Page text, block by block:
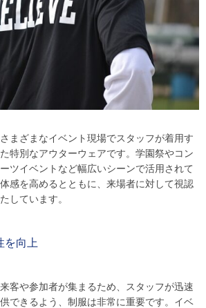
まざまなイベント現場でスタッフが着用す
特別なアウターウェアです。学園祭やコン
ツイベントなど幅広いシーンで活用されて
感を高めるとともに、来場者に対して視認
しています。
を向上
客や参加者が集まるため、スタッフが迅速
できるよう、制服は非常に重要です。イベ